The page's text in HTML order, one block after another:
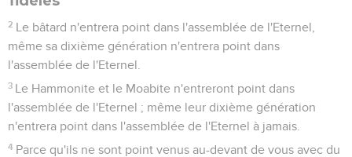
2 Le bâtard n'entrera point dans l'assemblée de l'Eternel,
même sa dixième génération n'entrera point dans
l'assemblée de l'Eternel.
3 Le Hammonite et le Moabite n'entreront point dans
l'assemblée de l'Eternel ; même leur dixième génération
n'entrera point dans l'assemblée de l'Eternel à jamais.
4 Parce qu'ils ne sont point venus au-devant de vous avec du